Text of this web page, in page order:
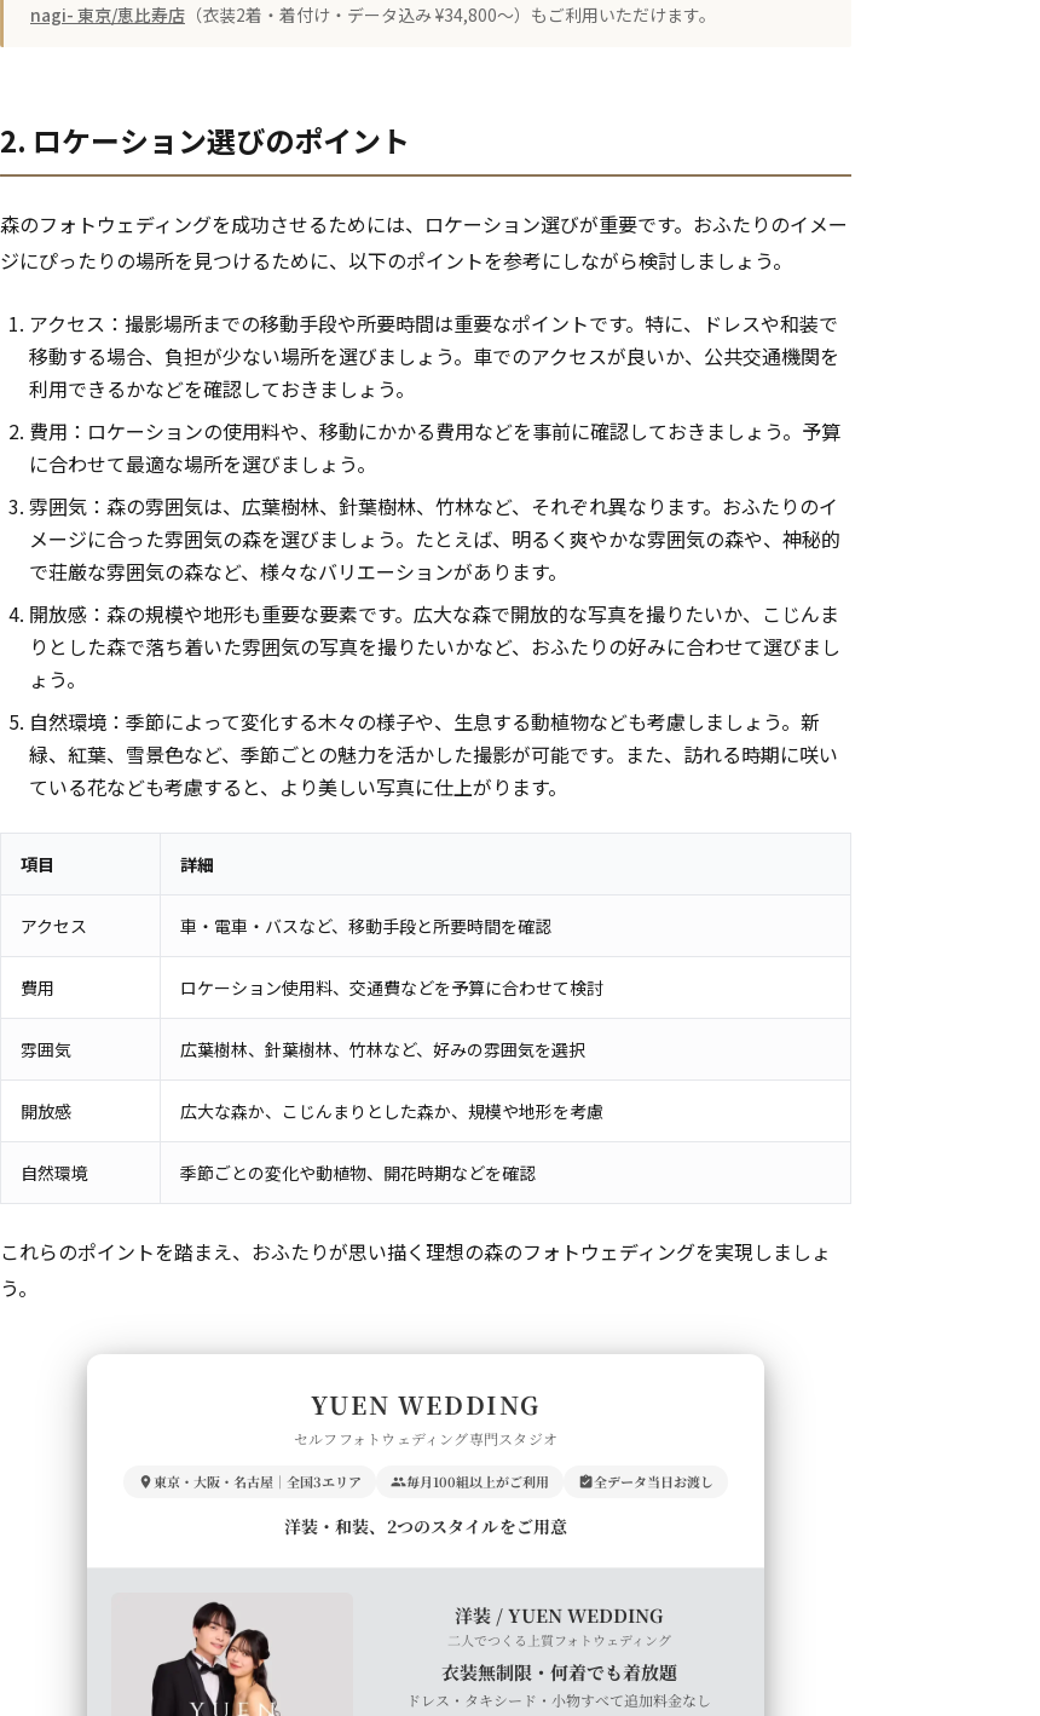
nagi- 東京/恵比寿店 （衣装2着・着付け・データ込み ¥34,800〜）もご利用いただけます。
2. ロケーション選びのポイント
森のフォトウェディングを成功させるためには、ロケーション選びが重要です。おふたりのイメー
ジにぴったりの場所を見つけるために、以下のポイントを参考にしながら検討しましょう。
アクセス：撮影場所までの移動手段や所要時間は重要なポイントです。特に、ドレスや和装で
移動する場合、負担が少ない場所を選びましょう。車でのアクセスが良いか、公共交通機関を
利用できるかなどを確認しておきましょう。
費用：ロケーションの使用料や、移動にかかる費用などを事前に確認しておきましょう。予算
に合わせて最適な場所を選びましょう。
雰囲気：森の雰囲気は、広葉樹林、針葉樹林、竹林など、それぞれ異なります。おふたりのイ
メージに合った雰囲気の森を選びましょう。たとえば、明るく爽やかな雰囲気の森や、神秘的
で荘厳な雰囲気の森など、様々なバリエーションがあります。
開放感：森の規模や地形も重要な要素です。広大な森で開放的な写真を撮りたいか、こじんま
りとした森で落ち着いた雰囲気の写真を撮りたいかなど、おふたりの好みに合わせて選びまし
ょう。
自然環境：季節によって変化する木々の様子や、生息する動植物なども考慮しましょう。新
緑、紅葉、雪景色など、季節ごとの魅力を活かした撮影が可能です。また、訪れる時期に咲い
ている花なども考慮すると、より美しい写真に仕上がります。
項目 詳細
アクセス 車・電車・バスなど、移動手段と所要時間を確認
費用 ロケーション使用料、交通費などを予算に合わせて検討
雰囲気 広葉樹林、針葉樹林、竹林など、好みの雰囲気を選択
開放感 広大な森か、こじんまりとした森か、規模や地形を考慮
自然環境 季節ごとの変化や動植物、開花時期などを確認
これらのポイントを踏まえ、おふたりが思い描く理想の森のフォトウェディングを実現しましょ
う。
YUEN WEDDING
セルフフォトウェディング専門スタジオ
東京・大阪・名古屋｜全国3エリア 毎月100組以上がご利用 全データ当日お渡し
洋装・和装、2つのスタイルをご用意
洋装 / YUEN WEDDING
二人でつくる上質フォトウェディング
衣装無制限・何着でも着放題
ドレス・タキシード・小物すべて追加料金なし